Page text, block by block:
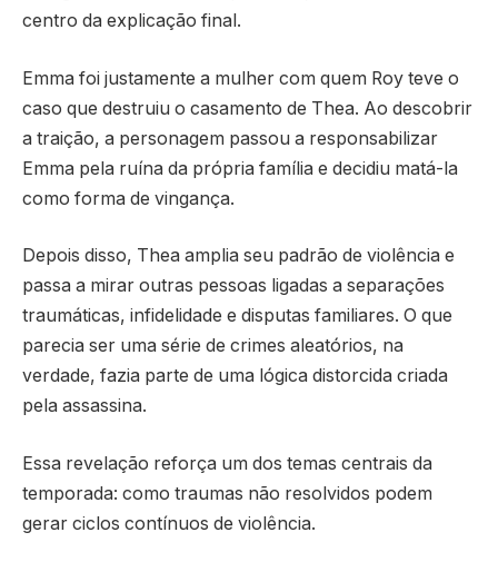
centro da explicação final.
Emma foi justamente a mulher com quem Roy teve o
caso que destruiu o casamento de Thea. Ao descobrir
a traição, a personagem passou a responsabilizar
Emma pela ruína da própria família e decidiu matá-la
como forma de vingança.
Depois disso, Thea amplia seu padrão de violência e
passa a mirar outras pessoas ligadas a separações
traumáticas, infidelidade e disputas familiares. O que
parecia ser uma série de crimes aleatórios, na
verdade, fazia parte de uma lógica distorcida criada
pela assassina.
Essa revelação reforça um dos temas centrais da
temporada: como traumas não resolvidos podem
gerar ciclos contínuos de violência.